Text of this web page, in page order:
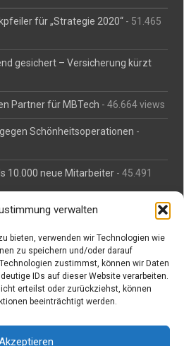
verwalten
bieten, verwenden wir Technologien wie
zu speichern und/oder darauf
zustimmst, können wir Daten
IDs auf dieser Website verarbeiten.
erteilst oder zurückziehst, können
beeinträchtigt werden.
für „Strategie 2020“ - 51.465
gesichert – Versicherung kürzt
Partner für MBTech - 46.664 views
Schönheitsoperationen -
10.000 neue Mitarbeiter - 45.491
MBtech- 44.716 views
für abgedriftete Silvesterraketen
Grillen - 42.063 views